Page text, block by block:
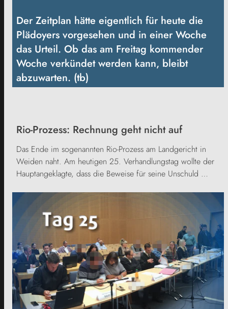
Der Zeitplan hätte eigentlich für heute die
Plädoyers vorgesehen und in einer Woche
das Urteil. Ob das am Freitag kommender
Woche verkündet werden kann, bleibt
abzuwarten. (tb)
Rio-Prozess: Rechnung geht nicht auf
Das Ende im sogenannten Rio-Prozess am Landgericht in
Weiden naht. Am heutigen 25. Verhandlungstag wollte der
Hauptangeklagte, dass die Beweise für seine Unschuld …